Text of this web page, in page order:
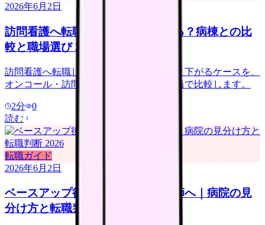
2026年6月2日
訪問看護へ転職すると給料は上がる？病棟との比
較と職場選び 2026
訪問看護へ転職して給料が上がるケースと下がるケースを、
オンコール・訪問件数・管理者候補・手当で比較します。
2分
0
読む
転職ガイド
2026年6月2日
ベースアップ後も給料が低い看護師へ｜病院の見
分け方と転職判断 2026